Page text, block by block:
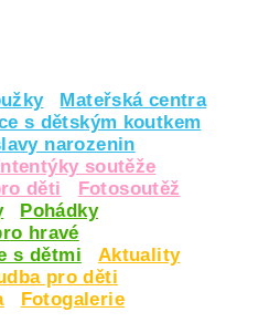
Mateřská centra
s dětským koutkem
narozenin
soutěže
děti
Fotosoutěž
Pohádky
hravé
s dětmi
Aktuality
pro děti
Fotogalerie